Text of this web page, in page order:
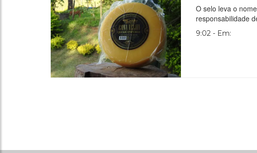
O selo leva o
responsabilidade
9:02 - Em: